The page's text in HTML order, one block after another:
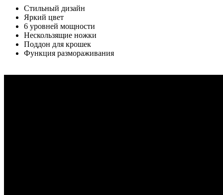
Стильный дизайн
Яркий цвет
6 уровней мощности
Нескользящие ножки
Поддон для крошек
Функция размораживания